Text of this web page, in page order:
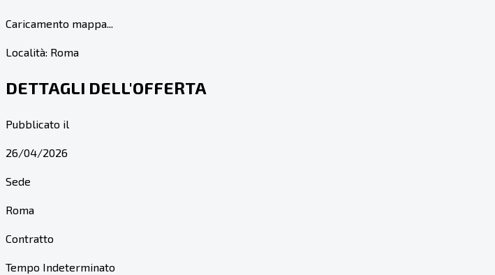
Caricamento mappa...
Località: Roma
DETTAGLI DELL'OFFERTA
Pubblicato il
26/04/2026
Sede
Roma
Contratto
Tempo Indeterminato